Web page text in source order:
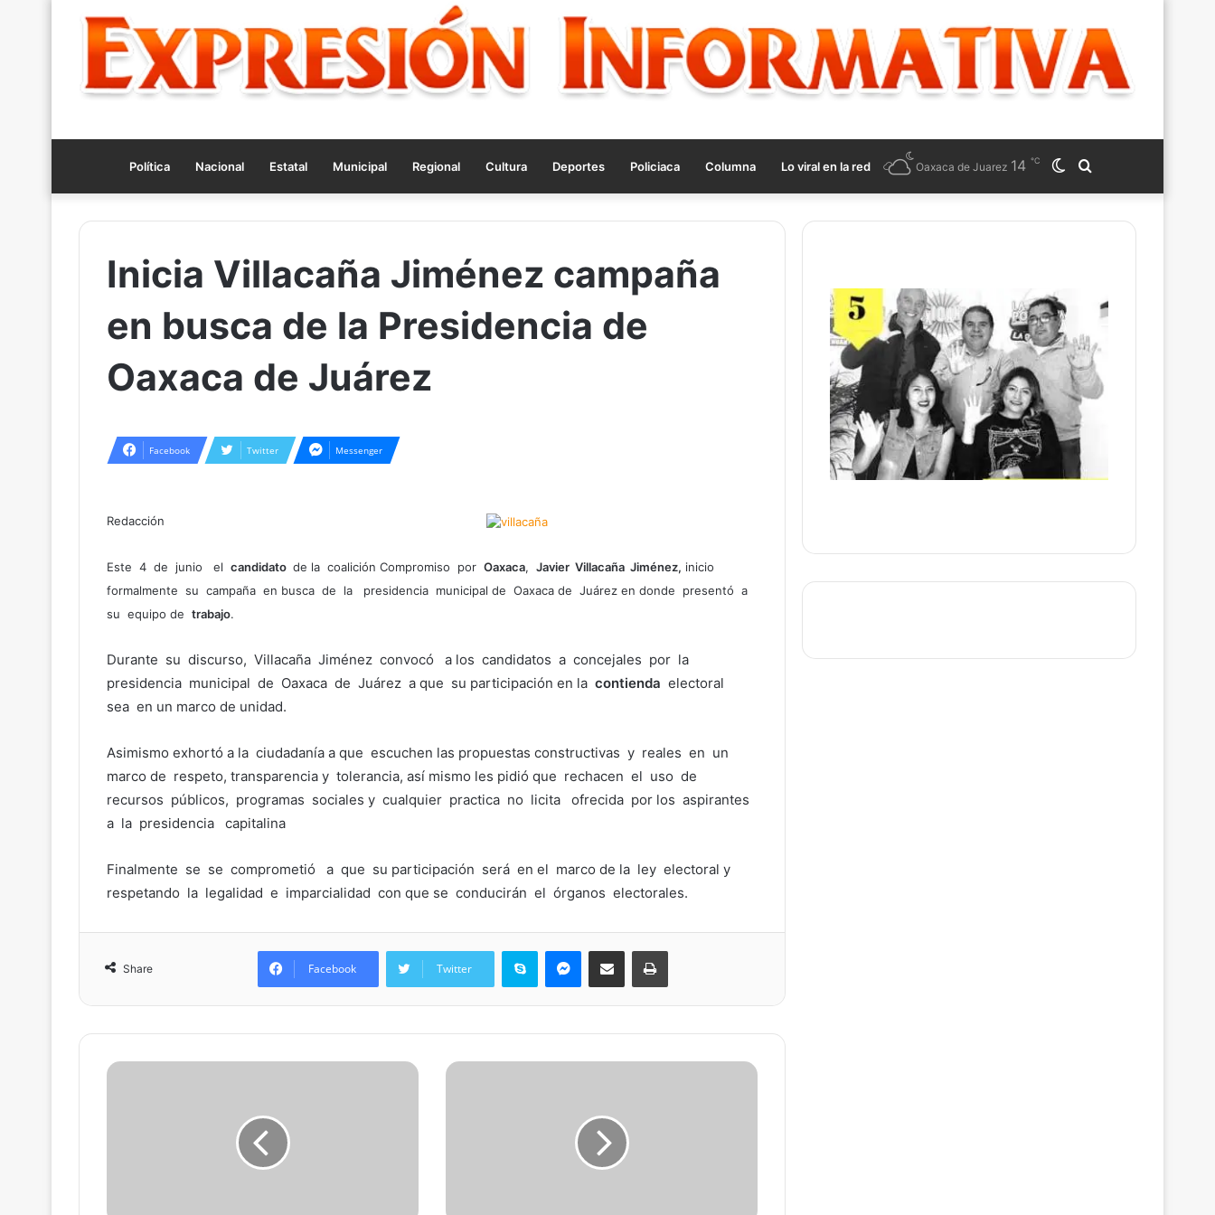
Política Nacional Estatal Municipal Regional Cultura Deportes Policiaca Columna Lo viral en la red
for
Switch
skin
Oaxaca de Juarez 14 ℃
Inicia Villacaña Jiménez campaña
en busca de la Presidencia de
Oaxaca de Juárez
Facebook Twitter Messenger
Redacción
Este 4 de junio el candidato de la coalición Compromiso por Oaxaca, Javier Villacaña Jiménez, inicio
formalmente su campaña en busca de la presidencia municipal de Oaxaca de Juárez en donde presentó a
su equipo de trabajo.
Durante su discurso, Villacaña Jiménez convocó a los candidatos a concejales por la
presidencia municipal de Oaxaca de Juárez a que su participación en la contienda electoral
sea en un marco de unidad.
Asimismo exhortó a la ciudadanía a que escuchen las propuestas constructivas y reales en un
marco de respeto, transparencia y tolerancia, así mismo les pidió que rechacen el uso de
recursos públicos, programas sociales y cualquier practica no licita ofrecida por los aspirantes
a la presidencia capitalina
Finalmente se se comprometió a que su participación será en el marco de la ley electoral y
respetando la legalidad e imparcialidad con que se conducirán el órganos electorales.
Share Facebook Twitter
Skype Messenger
Share via Email Print